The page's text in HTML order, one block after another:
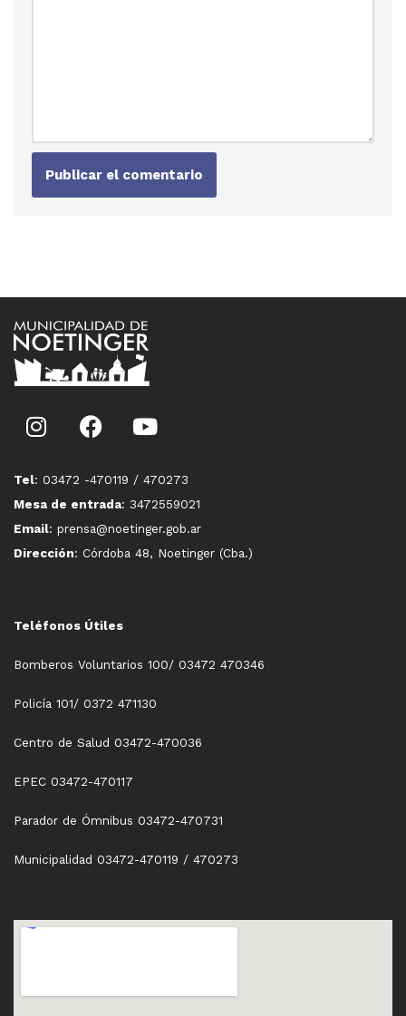
Tel: 03472 -470119 / 470273
Mesa de entrada: 3472559021
Email: prensa@noetinger.gob.ar
Dirección: Córdoba 48, Noetinger (Cba.)
Teléfonos Útiles
Bomberos Voluntarios 100/ 03472 470346
Policía 101/ 0372 471130
Centro de Salud 03472-470036
EPEC 03472-470117
Parador de Ómnibus 03472-470731
Municipalidad 03472-470119 / 470273